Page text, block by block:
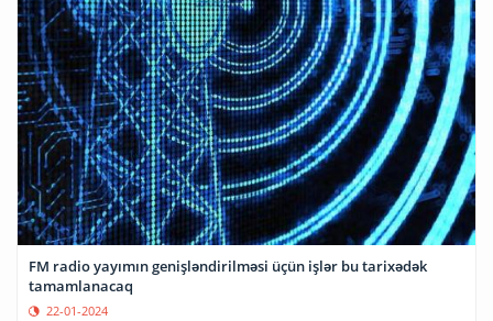
FM radio yayımın genişləndirilməsi üçün işlər bu tarixədək
tamamlanacaq
22-01-2024